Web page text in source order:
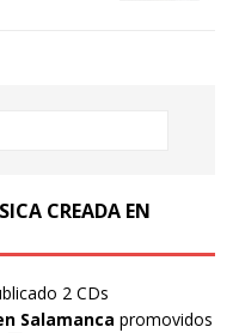
CREADA EN
2 CDs
Salamanca promovidos